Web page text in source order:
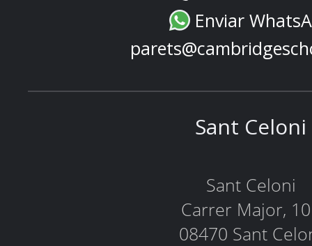
Enviar
Sant Celoni
Sant Celoni
Carrer Major,
08470 Sant